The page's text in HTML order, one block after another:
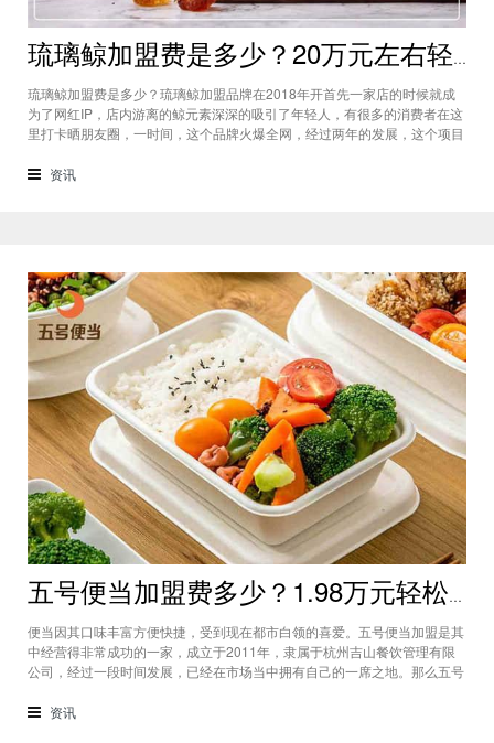
琉璃鲸加盟费是多少？20万元左右轻松经营网红饮品项目
琉璃鲸加盟费是多少？琉璃鲸加盟品牌在2018年开首先一家店的时候就成
为了网红IP，店内游离的鲸元素深深的吸引了年轻人，有很多的消费者在这
里打卡晒朋友圈，一时间，这个品牌火爆全网，经过两年的发展，这个项目
普及一下知识：琉璃鲸加盟费多少？怎么样？琉璃鲸加盟费是多少？琉璃鲸
资讯
五号便当加盟费多少？1.98万元轻松加盟25万元即可开店
便当因其口味丰富方便快捷，受到现在都市白领的喜爱。五号便当加盟是其
中经营得非常成功的一家，成立于2011年，隶属于杭州吉山餐饮管理有限
公司，经过一段时间发展，已经在市场当中拥有自己的一席之地。那么五号
题，我们以一个40㎡的创业店为例。一是加盟费用，用以获得五号便当品牌
资讯